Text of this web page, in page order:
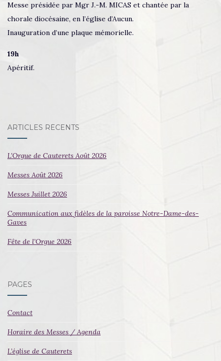
Messe présidée par Mgr J.-M. MICAS et chantée par la
chorale diocésaine, en l’église d’Aucun.
Inauguration d’une plaque mémorielle.
19h
Apéritif.
ARTICLES RÉCENTS
L’Orgue de Cauterets Août 2026
Messes Août 2026
Messes Juillet 2026
Communication aux fidèles de la paroisse Notre-Dame-des-
Gaves
Fête de l’Orgue 2026
PAGES
Contact
Horaire des Messes / Agenda
L’église de Cauterets